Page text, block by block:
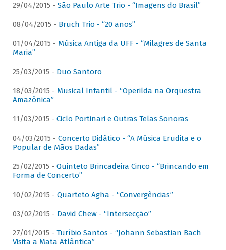
29/04/2015 - São Paulo Arte Trio - “Imagens do Brasil”
08/04/2015 - Bruch Trio - “20 anos”
01/04/2015 - Música Antiga da UFF - “Milagres de Santa
Maria”
25/03/2015 - Duo Santoro
18/03/2015 - Musical Infantil - “Operilda na Orquestra
Amazônica”
11/03/2015 - Ciclo Portinari e Outras Telas Sonoras
04/03/2015 - Concerto Didático - “A Música Erudita e o
Popular de Mãos Dadas”
25/02/2015 - Quinteto Brincadeira Cinco - “Brincando em
Forma de Concerto”
10/02/2015 - Quarteto Agha - “Convergências”
03/02/2015 - David Chew - “Intersecção”
27/01/2015 - Turíbio Santos - “Johann Sebastian Bach
Visita a Mata Atlântica”